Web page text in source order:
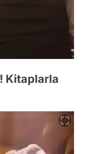
Kitaplarla